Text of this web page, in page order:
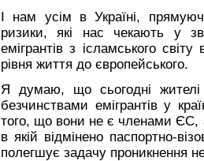
І нам усім в Україні,
ризики, які нас чекають у
емігрантів з ісламського
рівня життя до європейського.
Я думаю, що сьогодні жителі
безчинствами емігрантів у
того, що вони не є членами ЄС,
в якій відмінено паспортно-
полегшує задачу проникнення